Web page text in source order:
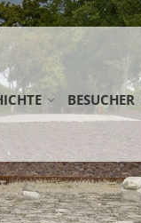
ESTERWEGEN
BESUCHER
ANREISE
RUNDWEG